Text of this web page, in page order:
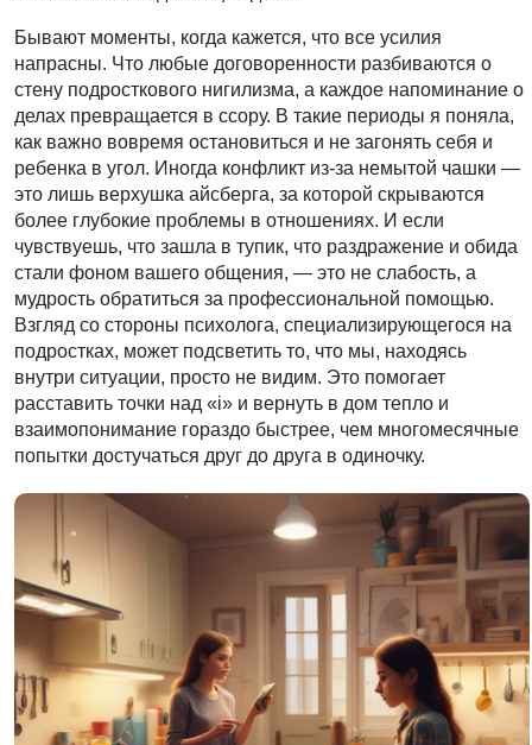
Бывают моменты, когда кажется, что все усилия
напрасны. Что любые договоренности разбиваются о
стену подросткового нигилизма, а каждое напоминание о
делах превращается в ссору. В такие периоды я поняла,
как важно вовремя остановиться и не загонять себя и
ребенка в угол. Иногда конфликт из-за немытой чашки —
это лишь верхушка айсберга, за которой скрываются
более глубокие проблемы в отношениях. И если
чувствуешь, что зашла в тупик, что раздражение и обида
стали фоном вашего общения, — это не слабость, а
мудрость обратиться за профессиональной помощью.
Взгляд со стороны психолога, специализирующегося на
подростках, может подсветить то, что мы, находясь
внутри ситуации, просто не видим. Это помогает
расставить точки над «i» и вернуть в дом тепло и
взаимопонимание гораздо быстрее, чем многомесячные
попытки достучаться друг до друга в одиночку.